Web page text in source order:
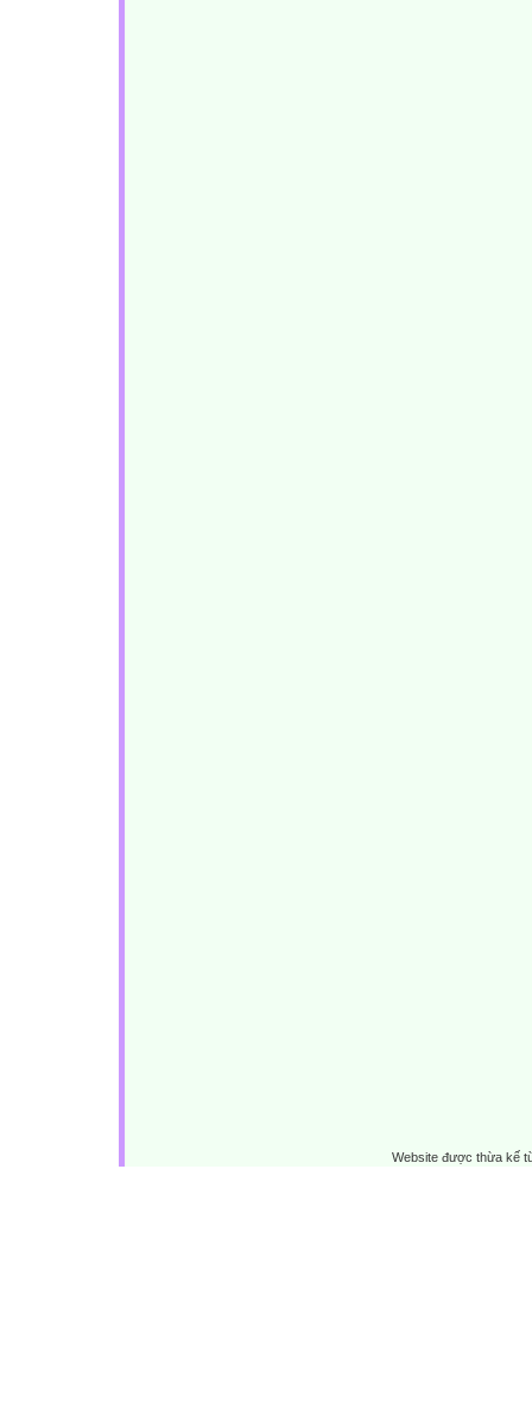
Website được thừa kế